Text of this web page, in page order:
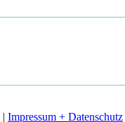
| Impressum + Datenschutz